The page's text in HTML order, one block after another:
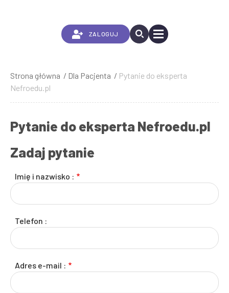
ZALOGUJ
Ścieżka
nawigacyjna
Strona główna Dla Pacjenta
Pytanie do eksperta
Nefroedu.pl
Pytanie do eksperta Nefroedu.pl
Zadaj pytanie
Imię i nazwisko :
Telefon :
Adres e-mail :